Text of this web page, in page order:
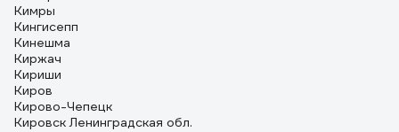
Кимры
Кингисепп
Кинешма
Киржач
Кириши
Киров
Кирово-Чепецк
Кировск Ленинградская обл.